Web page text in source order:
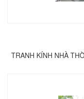
TRANH KÍNH NHÀ